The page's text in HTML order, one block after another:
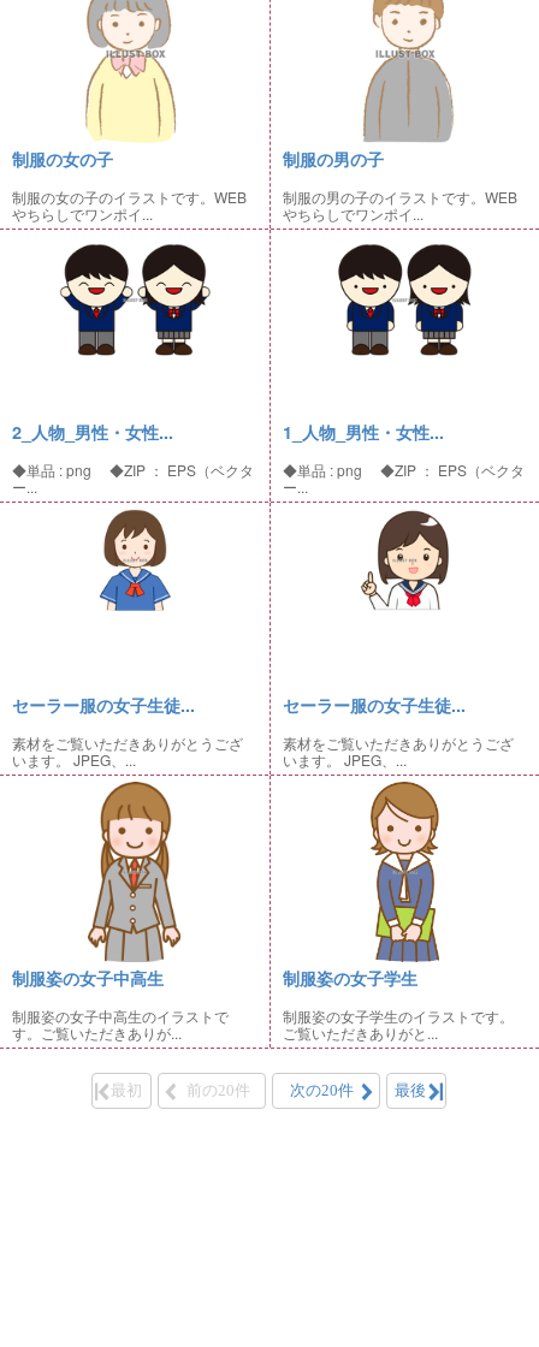
制服の女の子
制服の女の子のイラストです。WEB
やちらしでワンポイ...
制服の男の子
制服の男の子のイラストです。WEB
やちらしでワンポイ...
2_人物_男性・女性...
◆単品 : png ◆ZIP ： EPS（ベクタ
ー...
1_人物_男性・女性...
◆単品 : png ◆ZIP ： EPS（ベクタ
ー...
セーラー服の女子生徒...
素材をご覧いただきありがとうござ
います。 JPEG、...
セーラー服の女子生徒...
素材をご覧いただきありがとうござ
います。 JPEG、...
制服姿の女子中高生
制服姿の女子中高生のイラストで
す。ご覧いただきありが...
制服姿の女子学生
制服姿の女子学生のイラストです。
ご覧いただきありがと...
最初 前の20件 次の20件 最後